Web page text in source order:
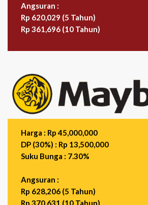
Angsuran :
Rp 620,029 (5 Tahun)
Rp 361,696 (10 Tahun)
Harga : Rp 45,000,000
DP (30%) : Rp 13,500,000
Suku Bunga : 7.30%
Angsuran :
Rp 628,206 (5 Tahun)
Rp 370,631 (10 Tahun)